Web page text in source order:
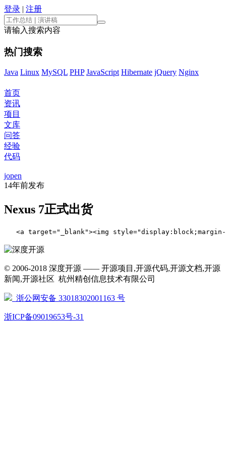
登录 | 注册
请输入搜索内容
热门搜索
Java Linux MySQL PHP JavaScript Hibernate jQuery Nginx
首页
资讯
项目
文库
问答
经验
代码
jopen
14年前发布
Nexus 7正式出货
<a target="_blank"><img style="display:block;margin-
© 2006-2018 深度开源 —— 开源项目,开源代码,开源文档,开源
新闻,开源社区 杭州精创信息技术有限公司
浙公网安备 33018302001163 号
浙ICP备09019653号-31